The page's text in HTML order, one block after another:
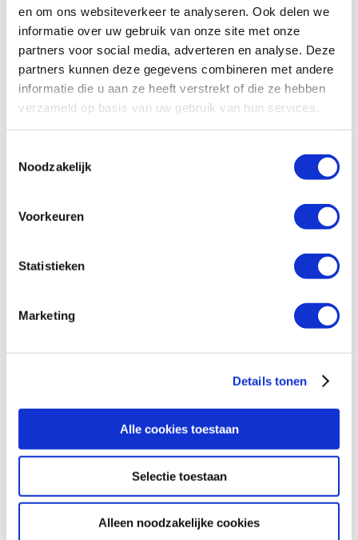
en om ons websiteverkeer te analyseren. Ook delen we
informatie over uw gebruik van onze site met onze
partners voor social media, adverteren en analyse. Deze
partners kunnen deze gegevens combineren met andere
informatie die u aan ze heeft verstrekt of die ze hebben
verzameld op basis van uw gebruik van hun services.
Noodzakelijk
Voorkeuren
Statistieken
Marketing
Details tonen
Alle cookies toestaan
Selectie toestaan
Alleen noodzakelijke cookies